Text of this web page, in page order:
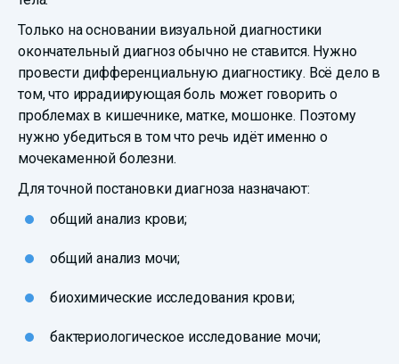
Только на основании визуальной диагностики
окончательный диагноз обычно не ставится. Нужно
провести дифференциальную диагностику. Всё дело в
том, что иррадиирующая боль может говорить о
проблемах в кишечнике, матке, мошонке. Поэтому
нужно убедиться в том что речь идёт именно о
мочекаменной болезни.
Для точной постановки диагноза назначают:
общий анализ крови;
общий анализ мочи;
биохимические исследования крови;
бактериологическое исследование мочи;